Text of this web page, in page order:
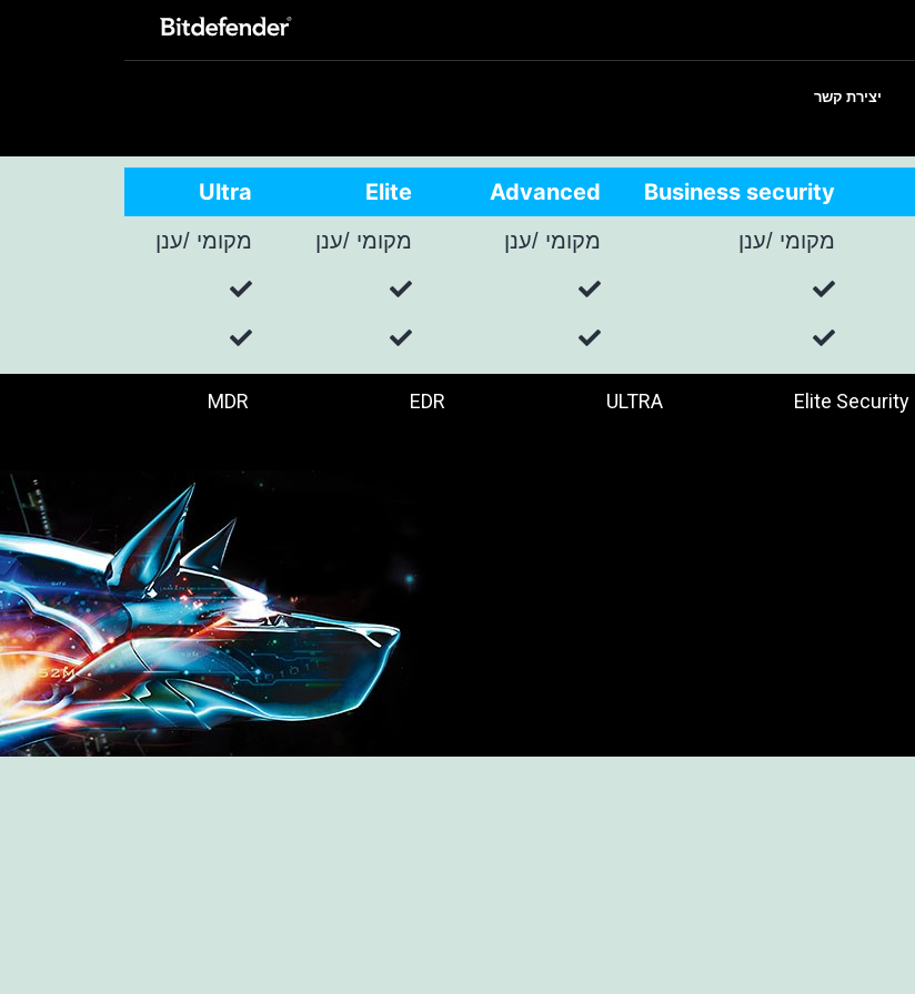
יצירת קשר
Business security
Advanced
Elite
Ultra
מקומי /ענן מקומי /ענן מקומי /ענן
מקומי /ענן
Elite Security
ULTRA
EDR
MDR